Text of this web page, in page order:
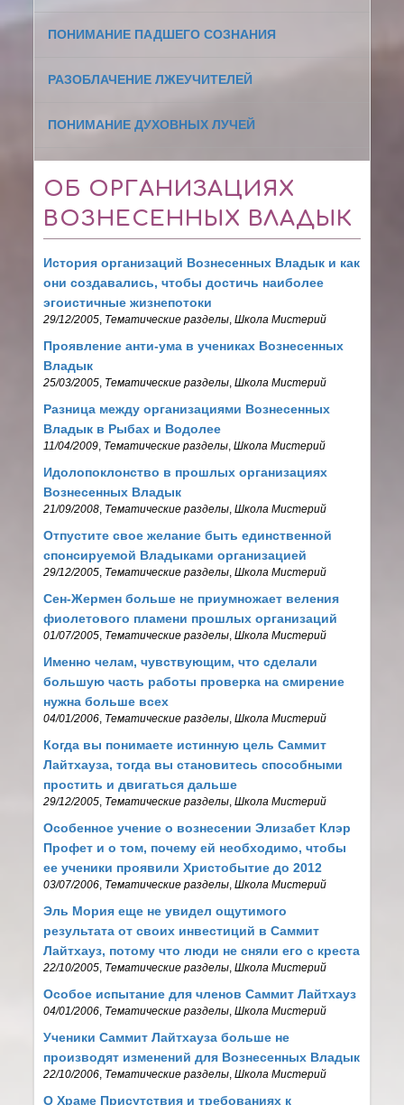
ПОНИМАНИЕ ПАДШЕГО СОЗНАНИЯ
РАЗОБЛАЧЕНИЕ ЛЖЕУЧИТЕЛЕЙ
ПОНИМАНИЕ ДУХОВНЫХ ЛУЧЕЙ
ОБ ОРГАНИЗАЦИЯХ
ВОЗНЕСЕННЫХ ВЛАДЫК
История организаций Вознесенных Владык и как
они создавались, чтобы достичь наиболее
эгоистичные жизнепотоки
29/12/2005 Тематические разделы ,Школа Мистерий
Проявление анти-ума в учениках Вознесенных
Владык
25/03/2005 Тематические разделы ,Школа Мистерий
Разница между организациями Вознесенных
Владык в Рыбах и Водолее
11/04/2009 Тематические разделы ,Школа Мистерий
Идолопоклонство в прошлых организациях
Вознесенных Владык
21/09/2008 Тематические разделы ,Школа Мистерий
Отпустите свое желание быть единственной
спонсируемой Владыками организацией
29/12/2005 Тематические разделы ,Школа Мистерий
Сен-Жермен больше не приумножает веления
фиолетового пламени прошлых организаций
01/07/2005 Тематические разделы ,Школа Мистерий
Именно челам, чувствующим, что сделали
большую часть работы проверка на смирение
нужна больше всех
04/01/2006 Тематические разделы ,Школа Мистерий
Когда вы понимаете истинную цель Саммит
Лайтхауза, тогда вы cтановитесь способными
простить и двигаться дальше
29/12/2005 Тематические разделы ,Школа Мистерий
Особенное учение о вознесении Элизабет Клэр
Профет и о том, почему ей необходимо, чтобы
ее ученики проявили Христобытие до 2012
03/07/2006 Тематические разделы ,Школа Мистерий
Эль Мория еще не увидел ощутимого
результата от своих инвестиций в Саммит
Лайтхауз, потому что люди не сняли его с креста
22/10/2005 Тематические разделы ,Школа Мистерий
Особое испытание для членов Саммит Лайтхауз
04/01/2006 Тематические разделы ,Школа Мистерий
Ученики Саммит Лайтхауза больше не
производят изменений для Вознесенных Владык
22/10/2006 Тематические разделы ,Школа Мистерий
О Храме Присутствия и требованиях к